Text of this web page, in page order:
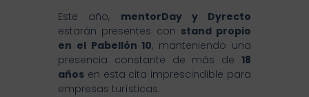
Este año, mentorDay y Dyrecto
estarán presentes con stand propio
en el Pabellón 10, manteniendo una
presencia constante de más de 18
años en esta cita imprescindible para
empresas turísticas.